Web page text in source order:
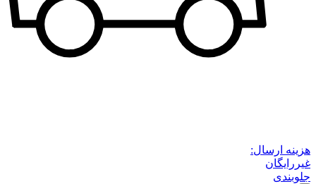
هزینه ارسال:
غیررایگان
جلوبندی